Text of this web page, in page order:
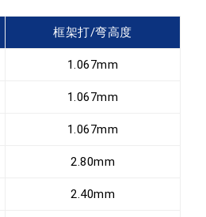
框架打/弯高度
1.067mm
1.067mm
1.067mm
2.80mm
2.40mm